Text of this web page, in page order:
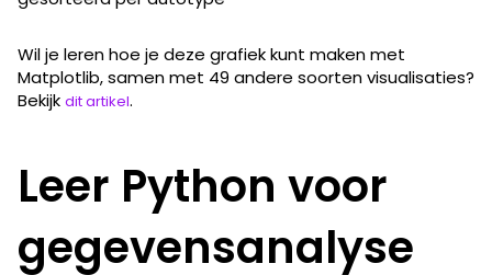
Wil je leren hoe je deze grafiek kunt maken met
Matplotlib, samen met 49 andere soorten visualisaties?
Bekijk dit artikel.
Leer Python voor
gegevensanalyse